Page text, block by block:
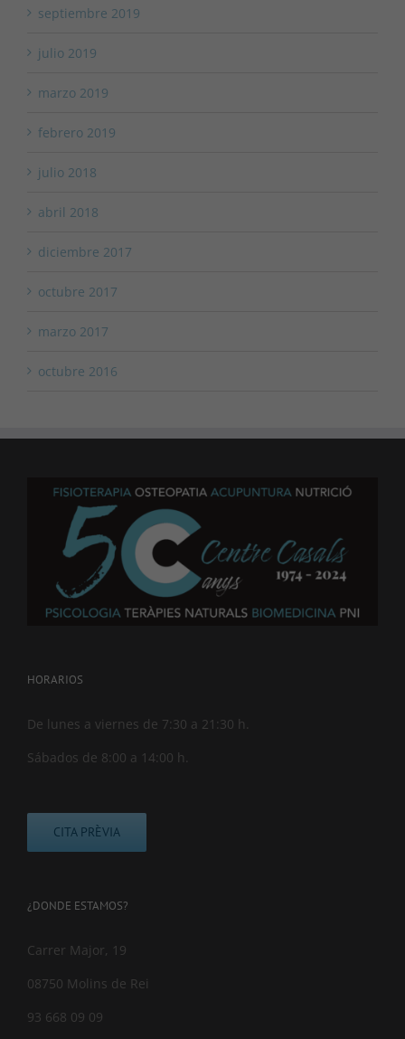
septiembre 2019
julio 2019
marzo 2019
febrero 2019
julio 2018
abril 2018
diciembre 2017
octubre 2017
marzo 2017
octubre 2016
HORARIOS
De lunes a viernes de 7:30 a 21:30 h.
Sábados de 8:00 a 14:00 h.
CITA PRÈVIA
¿DONDE ESTAMOS?
Carrer Major, 19
08750 Molins de Rei
93 668 09 09